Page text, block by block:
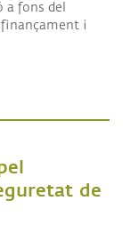
a fons del
i
de